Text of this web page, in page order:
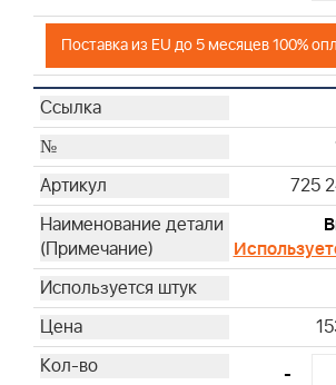
Поставка из EU до 5 месяцев 100%
725
-